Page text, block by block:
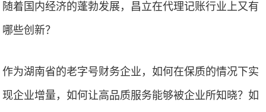
随着国内经济的蓬勃发展，昌立在代理记账行业上又有
哪些创新？
作为湖南省的老字号财务企业，如何在保质的情况下实
现企业增量，如何让高品质服务能够被企业所知晓？如